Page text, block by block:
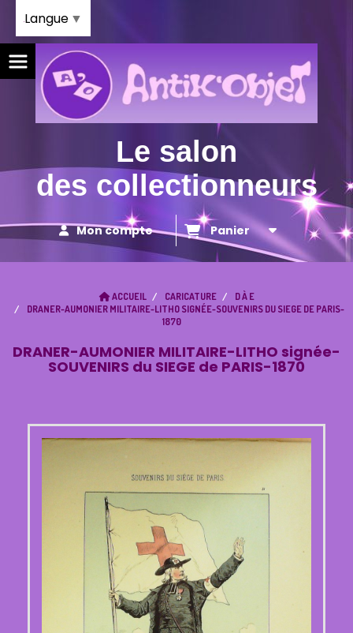
Le salon
des collectionneurs
Mon compte Panier
ACCUEIL CARICATURE
D À E
DRANER-AUMONIER MILITAIRE-LITHO SIGNÉE-SOUVENIRS DU SIEGE DE PARIS-
1870
DRANER-AUMONIER MILITAIRE-LITHO signée-
SOUVENIRS du SIEGE de PARIS-1870
Langue ▼